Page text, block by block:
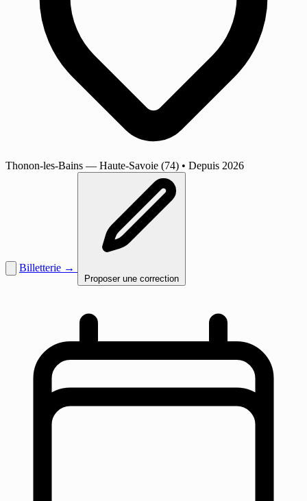
Thonon-les-Bains — Haute-Savoie (74) • Depuis 2026
Billetterie →
Proposer une correction